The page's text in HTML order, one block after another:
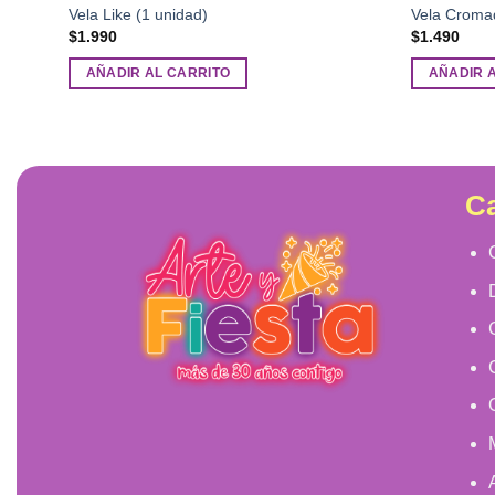
Vela Like (1 unidad)
$1.990
AÑADIR AL CARRITO
Vela
$1.490
AÑADIR